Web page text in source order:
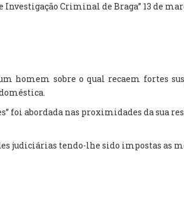
Criminal de Braga” 13 de
homem sobre o qual recaem fortes
foi abordada nas proximidades da sua
judiciárias tendo-lhe sido impostas as